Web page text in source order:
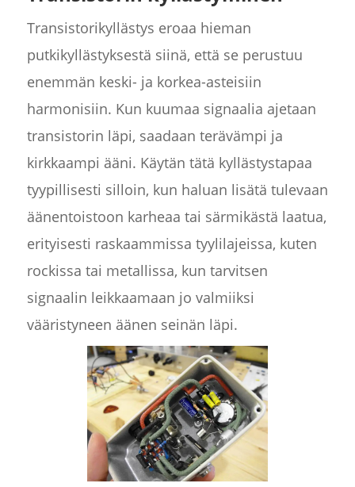
Transistorikyllästys eroaa hieman
putkikyllästyksestä siinä, että se perustuu
enemmän keski- ja korkea-asteisiin
harmonisiin. Kun kuumaa signaalia ajetaan
transistorin läpi, saadaan terävämpi ja
kirkkaampi ääni. Käytän tätä kyllästystapaa
tyypillisesti silloin, kun haluan lisätä tulevaan
äänentoistoon karheaa tai särmikästä laatua,
erityisesti raskaammissa tyylilajeissa, kuten
rockissa tai metallissa, kun tarvitsen
signaalin leikkaamaan jo valmiiksi
vääristyneen äänen seinän läpi.